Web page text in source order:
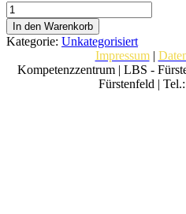
Nachhilfe
im
Berufsschulfach
CGT
am
26.11.2024
In den Warenkorb
Kategorie: Unkategorisiert
Impressum|
Kompetenzzentrum | LBS -
Fürstenfeld |